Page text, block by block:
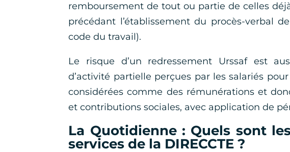
remboursement de tout ou partie de celles
précédant l’établissement du procès-verbal
code du travail).
Le risque d’un redressement Urssaf est
d’activité partielle perçues par les salariés
considérées comme des rémunérations et
et contributions sociales, avec application de
La Quotidienne : Quels sont
services de la DIRECCTE ?